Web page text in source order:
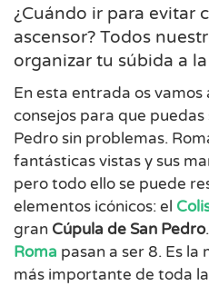
¿Cuándo ir para evitar
ascensor? Todos
organizar tu súbida a
En esta entrada os
consejos para que
Pedro sin problemas.
fantásticas vistas y sus
pero todo ello se puede
elementos icónicos: el
gran Cúpula de San Pedro
Roma pasan a ser 8. Es la
más importante de toda